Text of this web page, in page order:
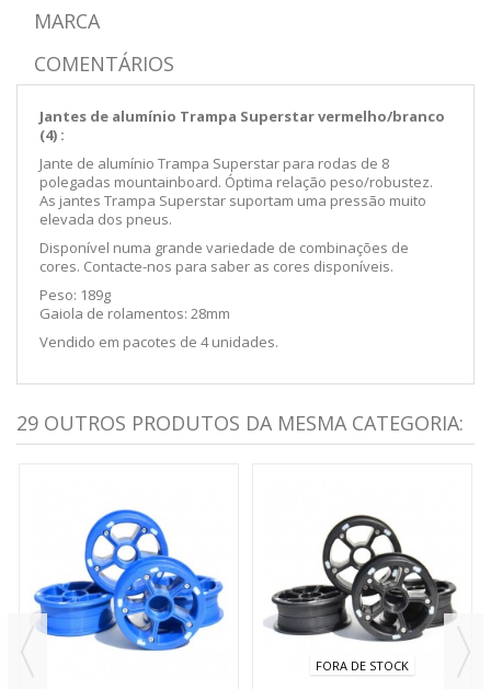
MARCA
COMENTÁRIOS
Jantes de alumínio Trampa Superstar vermelho/branco
(4) :
Jante de alumínio Trampa Superstar para rodas de 8
polegadas mountainboard. Óptima relação peso/robustez.
As jantes Trampa Superstar suportam uma pressão muito
elevada dos pneus.
Disponível numa grande variedade de combinações de
cores. Contacte-nos para saber as cores disponíveis.
Peso: 189g
Gaiola de rolamentos: 28mm
Vendido em pacotes de 4 unidades.
29 OUTROS PRODUTOS DA MESMA CATEGORIA:
FORA DE STOCK